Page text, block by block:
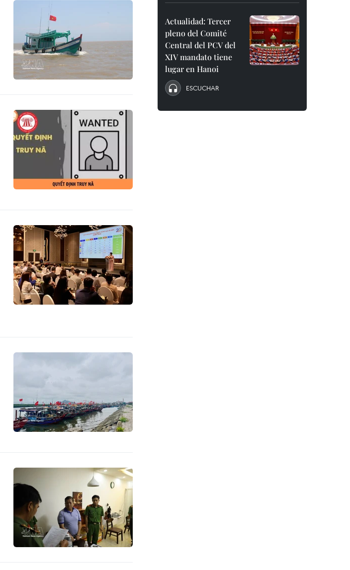
Actualidad: Tercer
pleno del Comité
Central del PCV del
XIV mandato tiene
lugar en Hanoi
ESCUCHAR